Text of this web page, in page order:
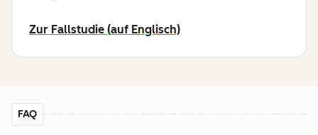
Zur Fallstudie (auf Englisch)
FAQ